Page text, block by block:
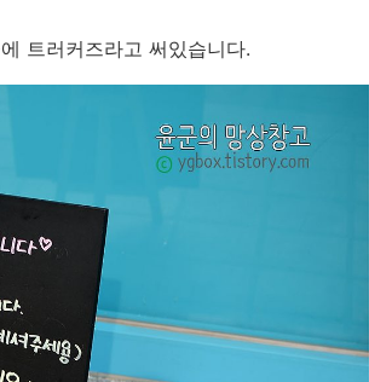
트러커즈라고 써있습니다.